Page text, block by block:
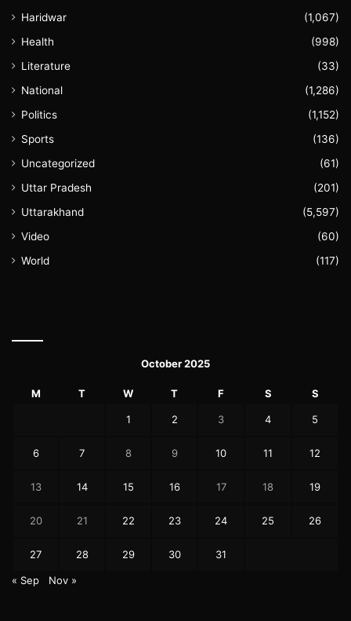
Haridwar
(1,067)
Health
(998)
Literature
(33)
National
(1,286)
Politics
(1,152)
Sports
(136)
Uncategorized
(61)
Uttar Pradesh
(201)
Uttarakhand
(5,597)
Video
(60)
World
(117)
October 2025
M T W T F S S
1 2 3 4 5
6 7 8 9 10 11 12
13 14 15 16 17 18 19
20 21 22 23 24 25 26
27 28 29 30 31
« Sep Nov »